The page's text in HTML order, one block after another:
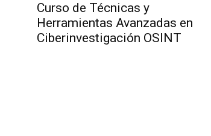
Curso de Técnicas y
Herramientas Avanzadas en
Ciberinvestigación OSINT